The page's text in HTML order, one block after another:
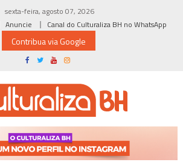
sexta-feira, agosto 07, 2026
Anuncie Canal do Culturaliza BH no WhatsApp
Contribua via Google